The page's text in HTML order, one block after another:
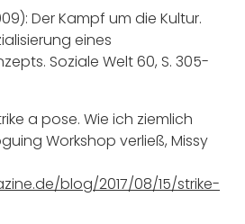
Der Kampf um die Kultur.
eines
Soziale Welt 60, S. 305-
a pose. Wie ich ziemlich
Workshop verließ, Missy
blog/2017/08/15/strike-